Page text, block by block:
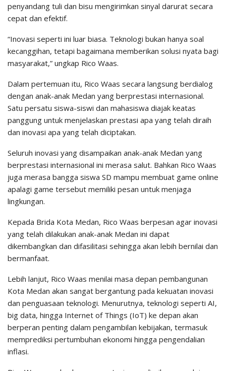
penyandang tuli dan bisu mengirimkan sinyal darurat secara
cepat dan efektif.
“Inovasi seperti ini luar biasa. Teknologi bukan hanya soal
kecanggihan, tetapi bagaimana memberikan solusi nyata bagi
masyarakat,” ungkap Rico Waas.
Dalam pertemuan itu, Rico Waas secara langsung berdialog
dengan anak-anak Medan yang berprestasi internasional.
Satu persatu siswa-siswi dan mahasiswa diajak keatas
panggung untuk menjelaskan prestasi apa yang telah diraih
dan inovasi apa yang telah diciptakan.
Seluruh inovasi yang disampaikan anak-anak Medan yang
berprestasi internasional ini merasa salut. Bahkan Rico Waas
juga merasa bangga siswa SD mampu membuat game online
apalagi game tersebut memiliki pesan untuk menjaga
lingkungan.
Kepada Brida Kota Medan, Rico Waas berpesan agar inovasi
yang telah dilakukan anak-anak Medan ini dapat
dikembangkan dan difasilitasi sehingga akan lebih bernilai dan
bermanfaat.
Lebih lanjut, Rico Waas menilai masa depan pembangunan
Kota Medan akan sangat bergantung pada kekuatan inovasi
dan penguasaan teknologi. Menurutnya, teknologi seperti AI,
big data, hingga Internet of Things (IoT) ke depan akan
berperan penting dalam pengambilan kebijakan, termasuk
memprediksi pertumbuhan ekonomi hingga pengendalian
inflasi.